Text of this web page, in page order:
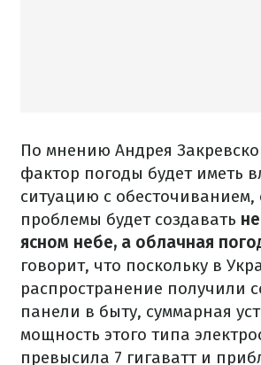
По мнению Андрея
фактор погоды будет иметь
ситуацию с обесточиванием,
проблемы будет создавать
ясном небе, а облачная
говорит, что поскольку в
распространение получили
панели в быту, суммарная
мощность этого типа
превысила 7 гигаватт и